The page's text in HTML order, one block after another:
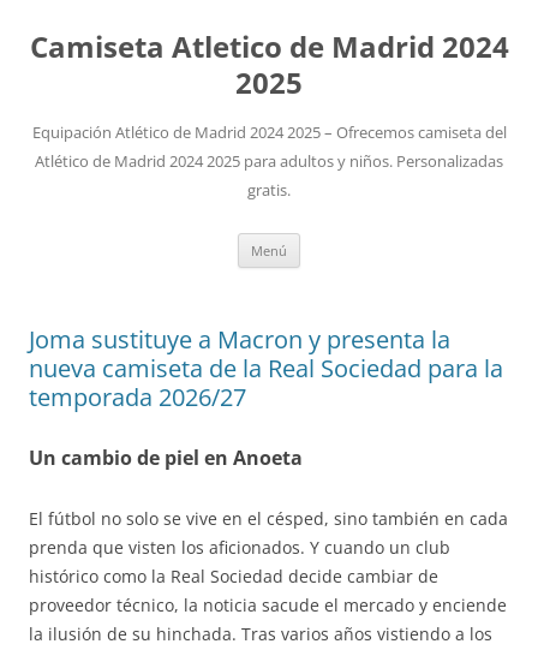
Camiseta Atletico de Madrid 2024
2025
Equipación Atlético de Madrid 2024 2025 – Ofrecemos camiseta del
Atlético de Madrid 2024 2025 para adultos y niños. Personalizadas
gratis.
Menú
Joma sustituye a Macron y presenta la
nueva camiseta de la Real Sociedad para la
temporada 2026/27
Un cambio de piel en Anoeta
El fútbol no solo se vive en el césped, sino también en cada
prenda que visten los aficionados. Y cuando un club
histórico como la Real Sociedad decide cambiar de
proveedor técnico, la noticia sacude el mercado y enciende
la ilusión de su hinchada. Tras varios años vistiendo a los